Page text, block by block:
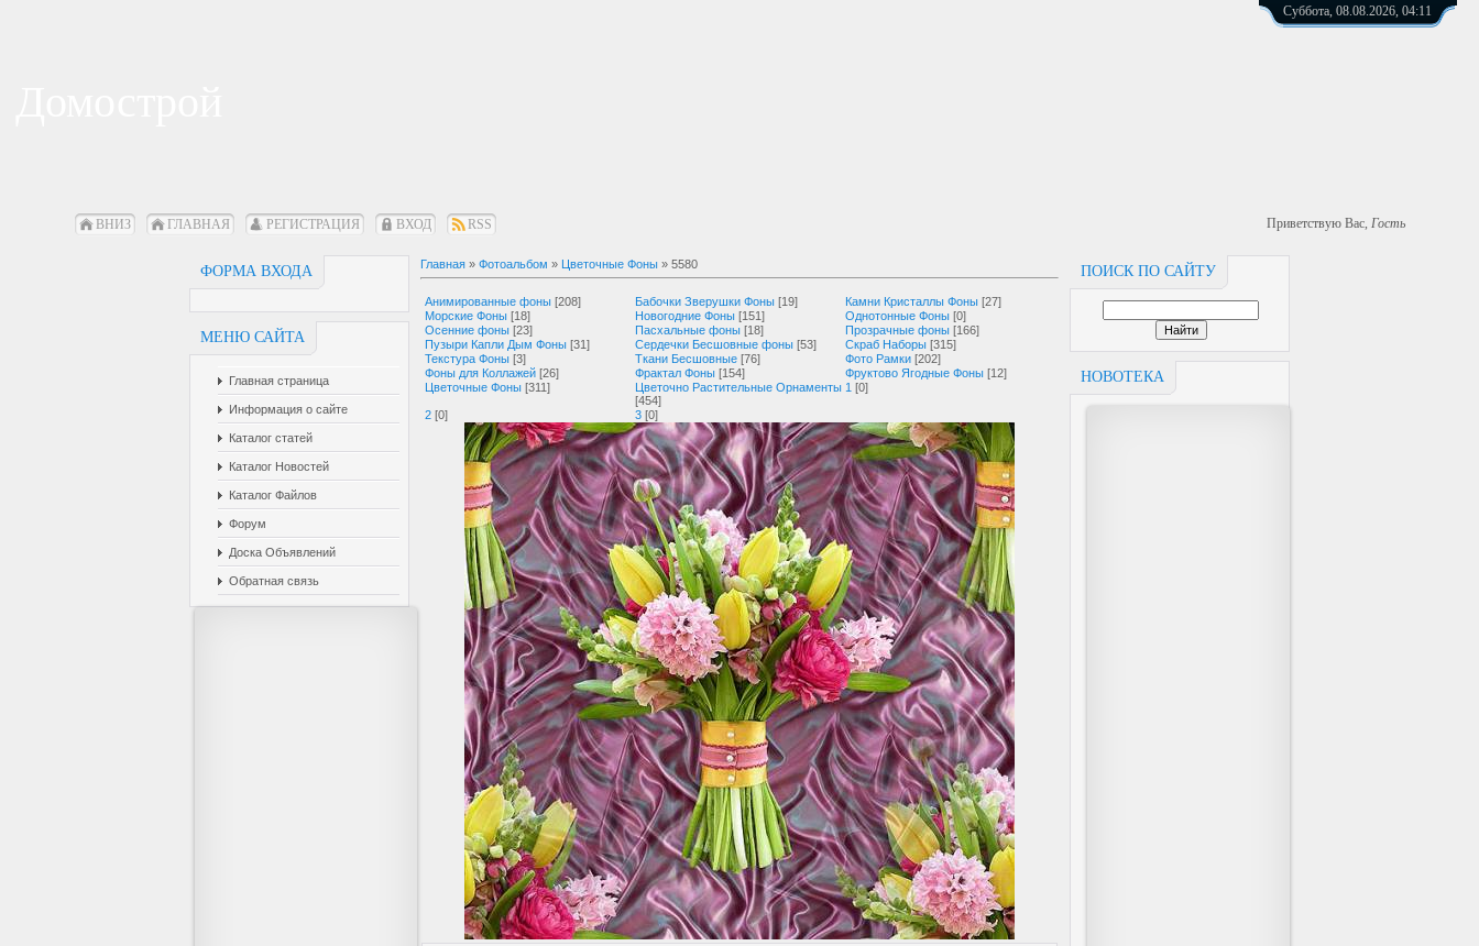
Суббота, 08.08.2026, 04:11
ВНИЗ ГЛАВНАЯ РЕГИСТРАЦИЯ ВХОД RSS Приветствую Вас, Гость
ФОРМА ВХОДА
МЕНЮ САЙТА
Главная страница
Информация о сайте
Каталог статей
Каталог Новостей
Каталог Файлов
Форум
Доска Объявлений
Обратная связь
ПОИСК ПО САЙТУ
НОВОТЕКА
Главная » Фотоальбом » Цветочные Фоны » 5580
Анимированные фоны [208] Бабочки Зверушки Фоны [19] Камни Кристаллы Фоны [27]
Морские Фоны [18] Новогодние Фоны [151] Однотонные Фоны [0]
Осенние фоны [23] Пасхальные фоны [18] Прозрачные фоны [166]
Пузыри Капли Дым Фоны [31] Сердечки Бесшовные фоны [53] Скраб Наборы [315]
Текстура Фоны [3] Ткани Бесшовные [76] Фото Рамки [202]
Фоны для Коллажей [26] Фрактал Фоны [154] Фруктово Ягодные Фоны [12]
Цветочные Фоны [311]
Цветочно Растительные Орнаменты
[454]
1 [0]
2 [0] 3 [0]